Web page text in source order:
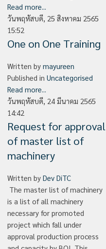
Read more...
วันพฤหัสบดี, 25 สิงหาคม 2565
15:52
One on One Training
Written by mayureen
Published in Uncategorised
Read more...
วันพฤหัสบดี, 24 มีนาคม 2565
14:42
Request for approval
of master list of
machinery
Written by Dev DiTC
The master list of machinery
is a list of all machinery
necessary for promoted
project which fall under
approval production process